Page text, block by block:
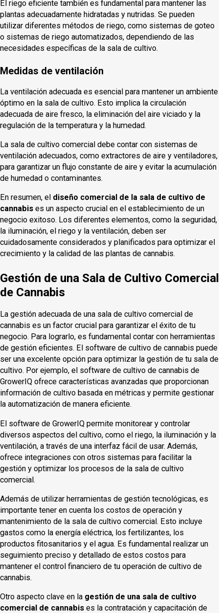
El riego eficiente también es fundamental para mantener las
plantas adecuadamente hidratadas y nutridas. Se pueden
utilizar diferentes métodos de riego, como sistemas de goteo
o sistemas de riego automatizados, dependiendo de las
necesidades específicas de la sala de cultivo.
Medidas de ventilación
La ventilación adecuada es esencial para mantener un ambiente
óptimo en la sala de cultivo. Esto implica la circulación
adecuada de aire fresco, la eliminación del aire viciado y la
regulación de la temperatura y la humedad.
La sala de cultivo comercial debe contar con sistemas de
ventilación adecuados, como extractores de aire y ventiladores,
para garantizar un flujo constante de aire y evitar la acumulación
de humedad o contaminantes.
En resumen, el diseño comercial de la sala de cultivo de
cannabis es un aspecto crucial en el establecimiento de un
negocio exitoso. Los diferentes elementos, como la seguridad,
la iluminación, el riego y la ventilación, deben ser
cuidadosamente considerados y planificados para optimizar el
crecimiento y la calidad de las plantas de cannabis.
Gestión de una Sala de Cultivo Comercial
de Cannabis
La gestión adecuada de una sala de cultivo comercial de
cannabis es un factor crucial para garantizar el éxito de tu
negocio. Para lograrlo, es fundamental contar con herramientas
de gestión eficientes. El software de cultivo de cannabis puede
ser una excelente opción para optimizar la gestión de tu sala de
cultivo. Por ejemplo, el software de cultivo de cannabis de
GrowerIQ ofrece características avanzadas que proporcionan
información de cultivo basada en métricas y permite gestionar
la automatización de manera eficiente.
El software de GrowerIQ permite monitorear y controlar
diversos aspectos del cultivo, como el riego, la iluminación y la
ventilación, a través de una interfaz fácil de usar. Además,
ofrece integraciones con otros sistemas para facilitar la
gestión y optimizar los procesos de la sala de cultivo
comercial.
Además de utilizar herramientas de gestión tecnológicas, es
importante tener en cuenta los costos de operación y
mantenimiento de la sala de cultivo comercial. Esto incluye
gastos como la energía eléctrica, los fertilizantes, los
productos fitosanitarios y el agua. Es fundamental realizar un
seguimiento preciso y detallado de estos costos para
mantener el control financiero de tu operación de cultivo de
cannabis.
Otro aspecto clave en la gestión de una sala de cultivo
comercial de cannabis es la contratación y capacitación de